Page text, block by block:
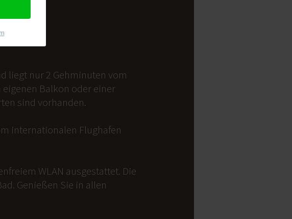
liegt nur 2 Gehminuten vom
Balkon oder einer
sind vorhanden.
internationalen Flughafen
WLAN ausgestattet. Die
Genießen Sie in allen